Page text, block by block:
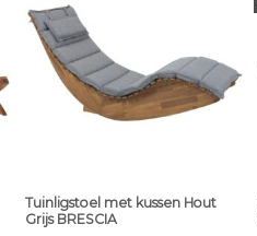
Tuinligstoel met kussen Hout
Grijs BRESCIA